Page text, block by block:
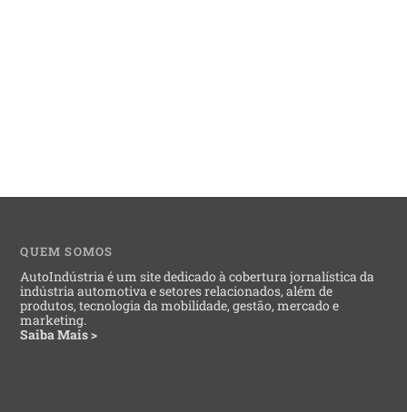
QUEM SOMOS
AutoIndústria é um site dedicado à cobertura jornalística da
indústria automotiva e setores relacionados, além de
produtos, tecnologia da mobilidade, gestão, mercado e
marketing.
Saiba Mais >